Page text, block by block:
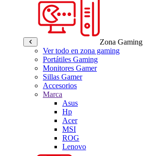
Zona Gaming
Ver todo en zona gaming
Portátiles Gaming
Monitores Gamer
Sillas Gamer
Accesorios
Marca
Asus
Hp
Acer
MSI
ROG
Lenovo